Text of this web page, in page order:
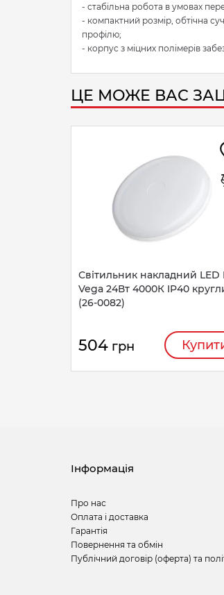
- стабільна робота в умовах
- компактний розмір, обтічна
профілю;
- корпус з міцних полімерів
ЦЕ МОЖЕ ВАС
Світильник накладний LED
Vega 24Вт 4000К IP40
(26-0082)
504 грн
Інформація
Про нас
Оплата і доставка
Гарантія
Повернення та обмін
Публічний договір (оферта) та